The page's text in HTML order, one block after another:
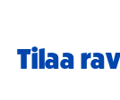
Tilaa